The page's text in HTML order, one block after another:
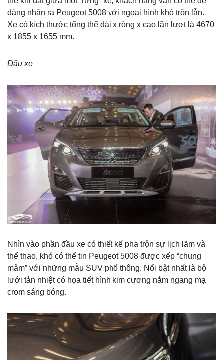
dàng nhận ra Peugeot 5008 với ngoại hình khó trộn lẫn.
Xe có kích thước tổng thể dài x rộng x cao lần lượt là 4670
x 1855 x 1655 mm.
Đầu xe
Nhìn vào phần đầu xe có thiết kế pha trộn sự lịch lãm và
thể thao, khó có thể tin Peugeot 5008 được xếp “chung
mâm” với những mẫu SUV phổ thông. Nổi bật nhất là bộ
lưới tản nhiệt có họa tiết hình kim cương nằm ngang mạ
crom sáng bóng.